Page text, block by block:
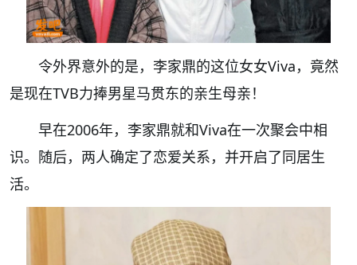
令外界意外的是，李家鼎的这位女女Viva，竟然
是现在TVB力捧男星马贯东的亲生母亲！
早在2006年，李家鼎就和Viva在一次聚会中相
识。随后，两人确定了恋爱关系，并开启了同居生
活。